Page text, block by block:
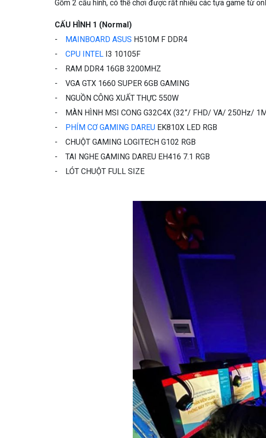
Gồm 2 cấu hình, có thể chơi được rất nhiều các tựa game từ
CẤU HÌNH 1 (Normal)
-
MAINBOARD ASUS H510M F DDR4
-
CPU INTEL I3 10105F
- RAM DDR4 16GB 3200MHZ
- VGA GTX 1660 SUPER 6GB GAMING
- NGUỒN CÔNG XUẤT THỰC 550W
- MÀN HÌNH MSI CONG G32C4X (32”/ FHD/ VA/ 250Hz/
-
PHÍM CƠ GAMING DAREU EK810X LED RGB
- CHUỘT GAMING LOGITECH G102 RGB
- TAI NGHE GAMING DAREU EH416 7.1 RGB
- LÓT CHUỘT FULL SIZE